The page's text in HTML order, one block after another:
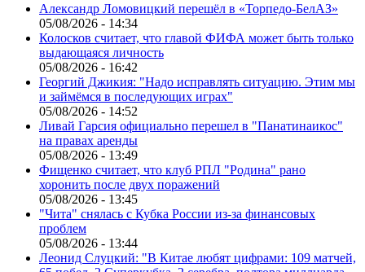
Александр Ломовицкий перешёл в «Торпедо-БелАЗ»
05/08/2026 - 14:34
Колосков считает, что главой ФИФА может быть только
выдающаяся личность
05/08/2026 - 16:42
Георгий Джикия: "Надо исправлять ситуацию. Этим мы
и займёмся в последующих играх"
05/08/2026 - 14:52
Ливай Гарсия официально перешел в "Панатинаикос"
на правах аренды
05/08/2026 - 13:49
Фищенко считает, что клуб РПЛ "Родина" рано
хоронить после двух поражений
05/08/2026 - 13:45
"Чита" снялась с Кубка России из-за финансовых
проблем
05/08/2026 - 13:44
Леонид Слуцкий: "В Китае любят цифрами: 109 матчей,